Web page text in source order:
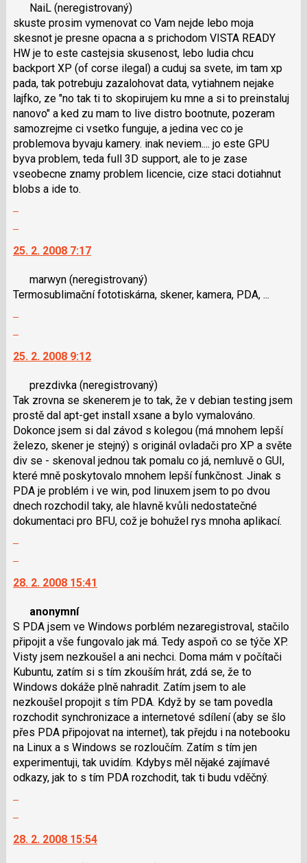
P
pro
předchozí
nový
názor
názor.
K
navigaci
lze
použít
i
klávesy
N
pro
následující
a
P
pro
NaiL (neregistrovaný)
skuste prosim vymenovat co Vam nejde lebo moja
skesnot je presne opacna a s prichodom VISTA READY
HW je to este castejsia skusenost, lebo ludia chcu
backport XP (of corse ilegal) a cuduj sa svete, im tam xp
pada, tak potrebuju zazalohovat data, vytiahnem nejake
lajfko, ze "no tak ti to skopirujem ku mne a si to preinstaluj
nanovo" a ked zu mam to live distro bootnute, pozeram
samozrejme ci vsetko funguje, a jedina vec co je
problemova byvaju kamery. inak neviem.... jo este GPU
byva problem, teda full 3D support, ale to je zase
vseobecne znamy problem licencie, cize staci dotiahnut
blobs a ide to.
další
názor.
K
i
N
pro
následující
a
P
pro
předchozí
nový
názor
25. 2. 2008 7:17
marwyn (neregistrovaný)
Termosublimační fototiskárna, skener, kamera, PDA, ...
další
názor.
K
navigaci
lze
použít
i
klávesy
N
pro
následující
předchozí
názor
25. 2. 2008 9:12
prezdivka (neregistrovaný)
Tak zrovna se skenerem je to tak, že v debian testing jsem
prostě dal apt-get install xsane a bylo vymalováno.
Dokonce jsem si dal závod s kolegou (má mnohem lepší
železo, skener je stejný) s originál ovladači pro XP a světe
div se - skenoval jednou tak pomalu co já, nemluvě o GUI,
které mně poskytovalo mnohem lepší funkčnost. Jinak s
PDA je problém i ve win, pod linuxem jsem to po dvou
dnech rozchodil taky, ale hlavně kvůli nedostatečné
dokumentaci pro BFU, což je bohužel rys mnoha aplikací.
další
názor.
K
navigaci
lze
použít
i
klávesy
N
pro
následující
a
P
názor
28. 2. 2008 15:41
anonymní
S PDA jsem ve Windows porblém nezaregistroval, stačilo
připojit a vše fungovalo jak má. Tedy aspoň co se týče XP.
Visty jsem nezkoušel a ani nechci. Doma mám v počítači
Kubuntu, zatím si s tím zkouším hrát, zdá se, že to
Windows dokáže plně nahradit. Zatím jsem to ale
nezkoušel propojit s tím PDA. Když by se tam povedla
rozchodit synchronizace a internetové sdílení (aby se šlo
přes PDA připojovat na internet), tak přejdu i na notebooku
na Linux a s Windows se rozloučím. Zatím s tím jen
experimentuji, tak uvidím. Kdybys měl nějaké zajímavé
odkazy, jak to s tím PDA rozchodit, tak ti budu vděčný.
další
28. 2. 2008 15:54